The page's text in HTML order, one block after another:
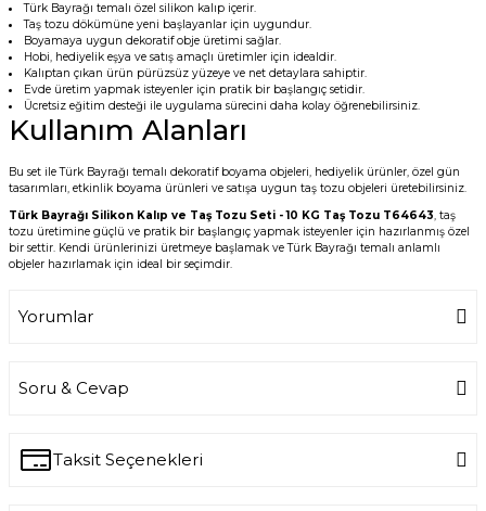
Türk Bayrağı temalı özel silikon kalıp içerir.
Taş tozu dökümüne yeni başlayanlar için uygundur.
Boyamaya uygun dekoratif obje üretimi sağlar.
Hobi, hediyelik eşya ve satış amaçlı üretimler için idealdir.
Kalıptan çıkan ürün pürüzsüz yüzeye ve net detaylara sahiptir.
Evde üretim yapmak isteyenler için pratik bir başlangıç setidir.
Ücretsiz eğitim desteği ile uygulama sürecini daha kolay öğrenebilirsiniz.
Kullanım Alanları
Bu set ile Türk Bayrağı temalı dekoratif boyama objeleri, hediyelik ürünler, özel gün
tasarımları, etkinlik boyama ürünleri ve satışa uygun taş tozu objeleri üretebilirsiniz.
Türk Bayrağı Silikon Kalıp ve Taş Tozu Seti - 10 KG Taş Tozu T64643, taş
tozu üretimine güçlü ve pratik bir başlangıç yapmak isteyenler için hazırlanmış özel
bir settir. Kendi ürünlerinizi üretmeye başlamak ve Türk Bayrağı temalı anlamlı
objeler hazırlamak için ideal bir seçimdir.
Yorumlar
Soru & Cevap
Ürün hakkında henüz soru sorulmamış.
Taksit Seçenekleri